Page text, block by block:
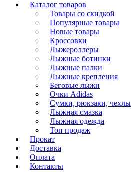
Каталог товаров
Товары со скидкой
Популярные товары
Новые товары
Кроссовки
Лыжероллеры
Лыжные ботинки
Лыжные палки
Лыжные крепления
Беговые лыжи
Очки Adidas
Сумки, рюкзаки, чехлы
Лыжная смазка
Лыжная одежда
Топ продаж
Прокат
Доставка
Оплата
Контакты